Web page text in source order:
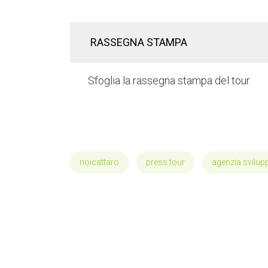
RASSEGNA STAMPA
Sfoglia la rassegna stampa del tour.
noicattaro press tour agenzia